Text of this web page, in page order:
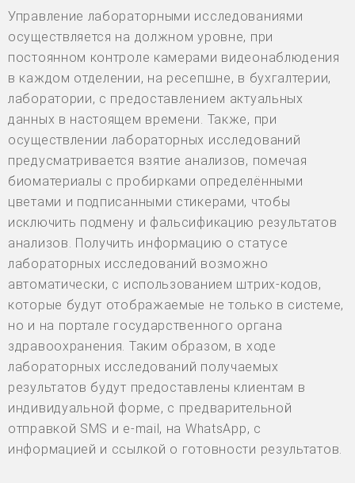
Управление лабораторными исследованиями
осуществляется на должном уровне, при
постоянном контроле камерами видеонаблюдения
в каждом отделении, на ресепшне, в бухгалтерии,
лаборатории, с предоставлением актуальных
данных в настоящем времени. Также, при
осуществлении лабораторных исследований
предусматривается взятие анализов, помечая
биоматериалы с пробирками определёнными
цветами и подписанными стикерами, чтобы
исключить подмену и фальсификацию результатов
анализов. Получить информацию о статусе
лабораторных исследований возможно
автоматически, с использованием штрих-кодов,
которые будут отображаемые не только в системе,
но и на портале государственного органа
здравоохранения. Таким образом, в ходе
лабораторных исследований получаемых
результатов будут предоставлены клиентам в
индивидуальной форме, с предварительной
отправкой SMS и e-mail, на WhatsApp, с
информацией и ссылкой о готовности результатов.